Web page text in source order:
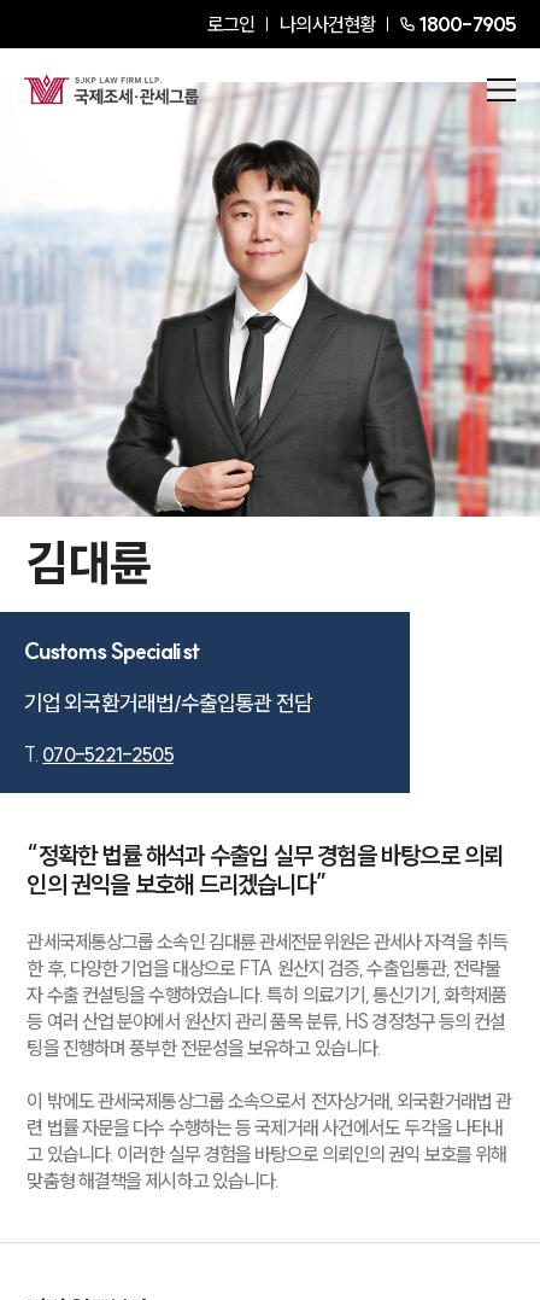
로그인 나의사건현황 1800-7905
김대륜Customs Specialist
김대륜
Customs Specialist
기업 외국환거래법/수출입통관 전담
T. 070-5221-2505
“정확한 법률 해석과 수출입 실무 경험을 바탕으로 의뢰
인의 권익을 보호해 드리겠습니다”
관세국제통상그룹 소속인 김대륜 관세전문위원은 관세사 자격을 취득
한 후, 다양한 기업을 대상으로 FTA 원산지 검증, 수출입통관, 전략물
자 수출 컨설팅을 수행하였습니다. 특히 의료기기, 통신기기, 화학제품
등 여러 산업 분야에서 원산지 관리 품목 분류, HS 경정청구 등의 컨설
팅을 진행하며 풍부한 전문성을 보유하고 있습니다.
이 밖에도 관세국제통상그룹 소속으로서 전자상거래, 외국환거래법 관
련 법률 자문을 다수 수행하는 등 국제거래 사건에서도 두각을 나타내
고 있습니다. 이러한 실무 경험을 바탕으로 의뢰인의 권익 보호를 위해
맞춤형 해결책을 제시하고 있습니다.